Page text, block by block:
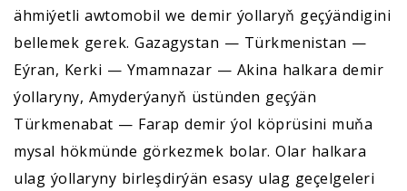
ähmiýetli awtomobil we demir ýollaryň geçýändigini
bellemek gerek. Gazagystan — Türkmenistan —
Eýran, Kerki — Ymamnazar — Akina halkara demir
ýollaryny, Amyderýanyň üstünden geçýän
Türkmenabat — Farap demir ýol köprüsini muňa
mysal hökmünde görkezmek bolar. Olar halkara
ulag ýollaryny birleşdirýän esasy ulag geçelgeleri